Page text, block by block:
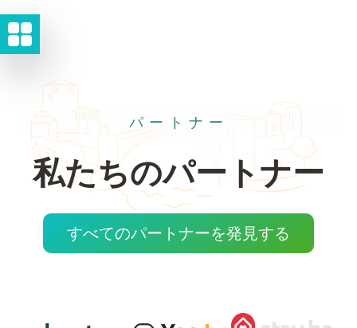
パートナー
私たちのパートナー
すべてのパートナーを発見する